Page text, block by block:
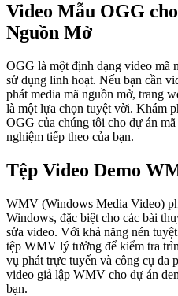
Video Mẫu OGG
Nguồn Mở
OGG là một định dạng video mã
sử dụng linh hoạt. Nếu bạn cần
phát media mã nguồn mở, trang
là một lựa chọn tuyệt vời. Khám
OGG của chúng tôi cho dự án
nghiệm tiếp theo của bạn.
Tệp Video Demo
WMV (Windows Media Video)
Windows, đặc biệt cho các bài
sửa video. Với khả năng nén
tệp WMV lý tưởng để kiểm tra
vụ phát trực tuyến và công cụ đa
video giả lập WMV cho dự án
bạn.